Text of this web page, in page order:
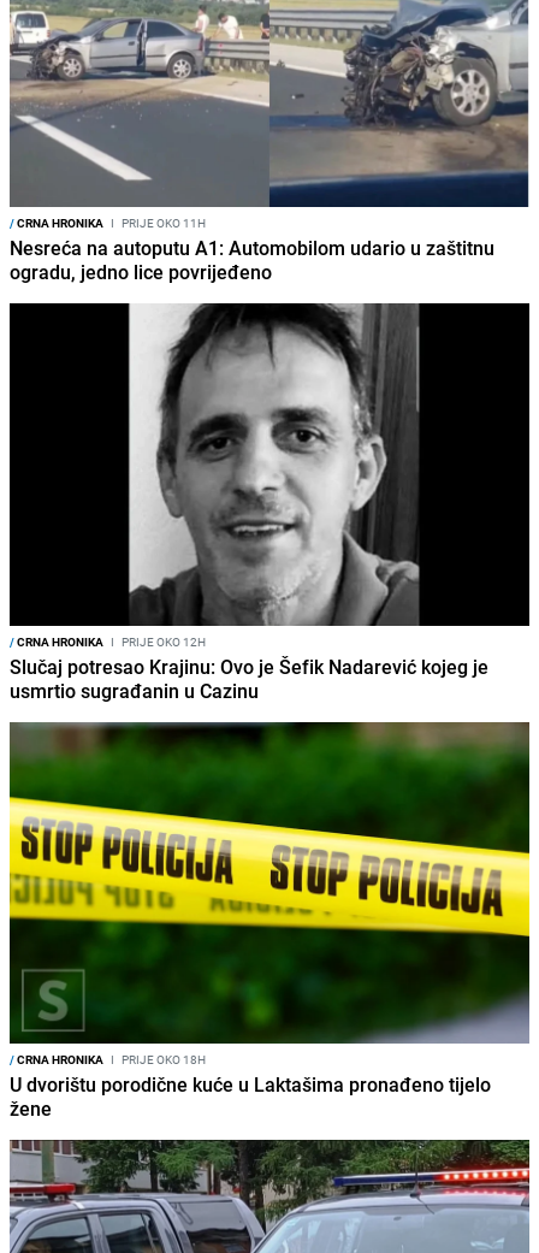
/CRNA HRONIKA I PRIJE OKO 11H
Nesreća na autoputu A1: Automobilom udario u zaštitnu
ogradu, jedno lice povrijeđeno
/CRNA HRONIKA I PRIJE OKO 12H
Slučaj potresao Krajinu: Ovo je Šefik Nadarević kojeg je
usmrtio sugrađanin u Cazinu
/CRNA HRONIKA I PRIJE OKO 18H
U dvorištu porodične kuće u Laktašima pronađeno tijelo
žene